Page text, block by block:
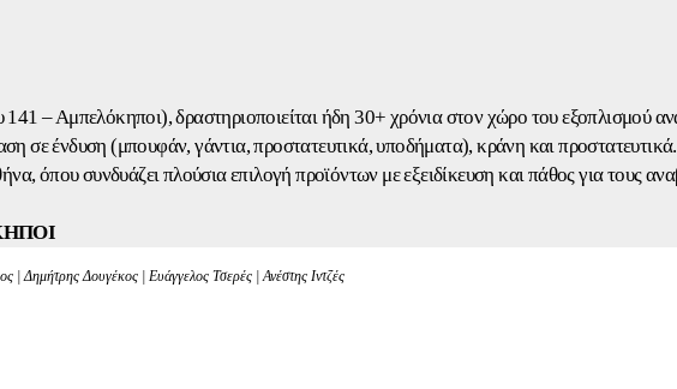
– Αμπελόκηποι), δραστηριοποιείται ήδη 30+ χρόνια στον χώρο του εξοπλισμού
σε ένδυση (μπουφάν, γάντια, προστατευτικά, υποδήματα), κράνη και
όπου συνδυάζει πλούσια επιλογή προϊόντων με εξειδίκευση και πάθος για τους
Δημήτρης Δουγέκος | Ευάγγελος Τσερές | Ανέστης Ιντζές